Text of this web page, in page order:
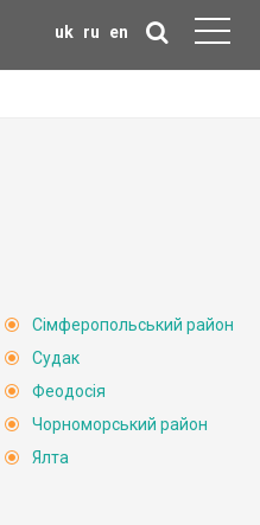
uk ru en
Сімферопольський район
Судак
Феодосія
Чорноморський район
Ялта